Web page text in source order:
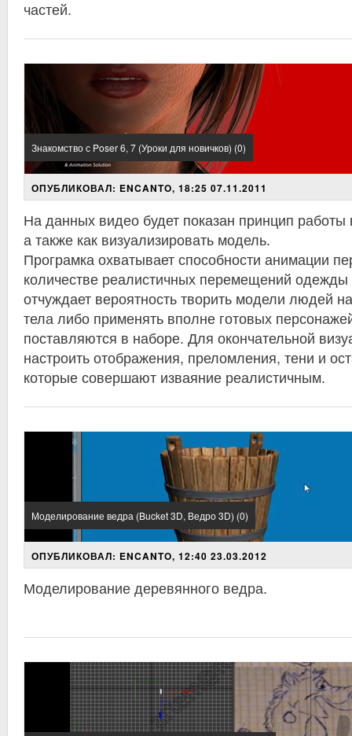
частей.
Знакомство с Poser 6, 7 (Уроки для новичков) (0)
ОПУБЛИКОВАЛ: ENCANTO, 18:25 07.11.2011
На данных видео будет показан принцип
а также как визуализировать модель.
Програмка охватывает способности анимации
количестве реалистичных перемещений
отчуждает вероятность творить модели людей
тела либо применять вполне готовых
поставляются в наборе. Для окончательной
настроить отображения, преломления, тени и
которые совершают изваяние реалистичным.
Моделирование ведра (Bucket 3D, Ведро 3D) (0)
ОПУБЛИКОВАЛ: ENCANTO, 12:40 23.03.2012
Моделирование деревянного ведра.